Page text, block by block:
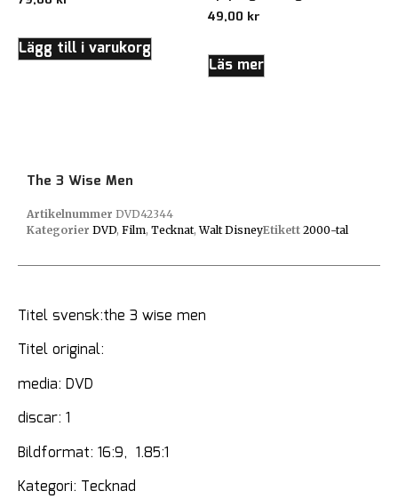
The 3 Wise Men
Artikelnummer DVD42344
Kategorier DVD, Film, Tecknat,Walt DisneyEtikett 2000-tal
Titel svensk:the 3 wise men
Titel original:
media: DVD
discar: 1
Bildformat: 16:9, 1.85:1
Kategori: Tecknad
Lägg till i varukorg
49,00 kr
Läs mer